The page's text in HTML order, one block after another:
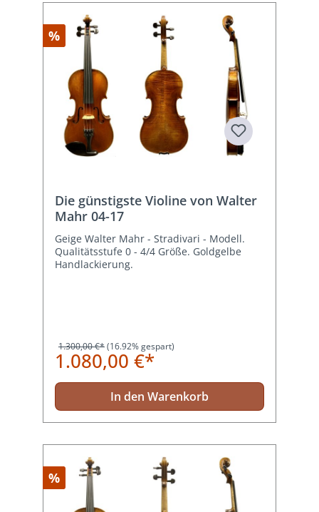
%
Die günstigste Violine von Walter
Mahr 04-17
Geige Walter Mahr - Stradivari - Modell.
Qualitätsstufe 0 - 4/4 Größe. Goldgelbe
Handlackierung.
1.300,00 €*(16.92% gespart)
1.080,00 €*
In den Warenkorb
%